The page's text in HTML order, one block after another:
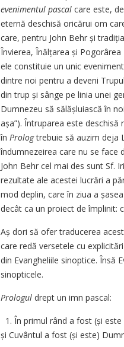
evenimentul pascal care este,
eternă deschisă oricărui om
care, pentru John Behr și
Învierea, Înălțarea și
ele constituie un unic
dintre noi pentru a deveni
din trup și sânge pe linia unei
Dumnezeu să sălășluiască în
așa”). Întruparea este
în Prologtrebuie să auzim deja
îndumnezeirea care nu se face
John Behr cel mai des sunt Sf.
rezultate ale acestei lucrări a
mod deplin, care în ziua a
decât ca un proiect de împlinit:
Aș dori să ofer traducerea
care redă versetele cu
din Evangheliile sinoptice. Însă
sinopticele.
Prologul drept un imn pascal:
1. În primul rând a fost (și
și Cuvântul a fost (și este)